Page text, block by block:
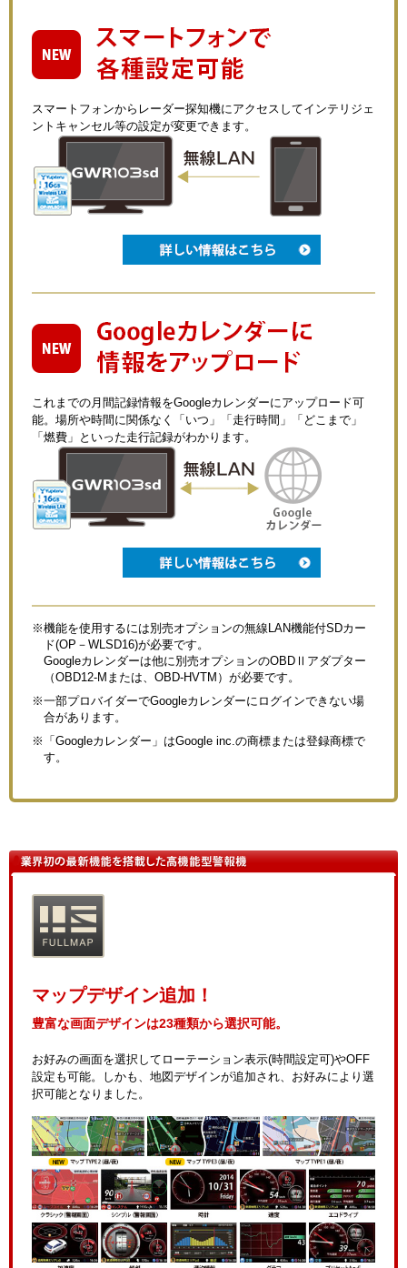
スマートフォンからレーダー探知機にアクセスしてインテリジェ
ントキャンセル等の設定が変更できます。
これまでの月間記録情報をGoogleカレンダーにアップロード可
能。場所や時間に関係なく「いつ」「走行時間」「どこまで」
「燃費」といった走行記録がわかります。
※機能を使用するには別売オプションの無線LAN機能付SDカー
ド(OP－WLSD16)が必要です。
Googleカレンダーは他に別売オプションのOBDⅡアダプター
（OBD12-Mまたは、OBD-HVTM）が必要です。
※一部プロバイダーでGoogleカレンダーにログインできない場
合があります。
※「Googleカレンダー」はGoogle inc.の商標または登録商標で
す。
マップデザイン追加！
豊富な画面デザインは23種類から選択可能。
お好みの画面を選択してローテーション表示(時間設定可)やOFF
設定も可能。しかも、地図デザインが追加され、お好みにより選
択可能となりました。